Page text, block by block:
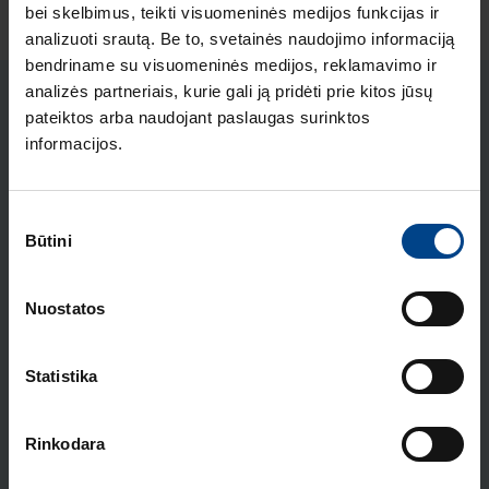
bei skelbimus, teikti visuomeninės medijos funkcijas ir
analizuoti srautą. Be to, svetainės naudojimo informaciją
bendriname su visuomeninės medijos, reklamavimo ir
analizės partneriais, kurie gali ją pridėti prie kitos jūsų
pateiktos arba naudojant paslaugas surinktos
informacijos.
pasirinkimas
Būtini
Nuostatos
Statistika
Rinkodara
STRAIPSNIAI
ELEKTROS INSTALIACIJOS
standartas Europoje
Skaitymo laikas: 1 min